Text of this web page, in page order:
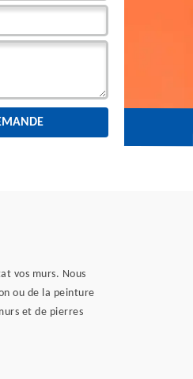
vos murs. Nous
ou de la peinture
et de pierres